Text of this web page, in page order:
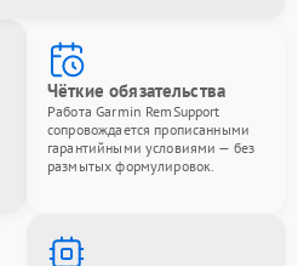
Чёткие обязательства
Работа Garmin RemSupport
сопровождается прописанными
гарантийными условиями — без
размытых формулировок.